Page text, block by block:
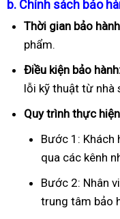
b. Chính sách bảo
Thời gian bảo
phẩm.
Điều kiện bảo
lỗi kỹ thuật từ nhà
Quy trình thực
Bước 1: Khách
qua các kênh
Bước 2: Nhân
trung tâm bảo